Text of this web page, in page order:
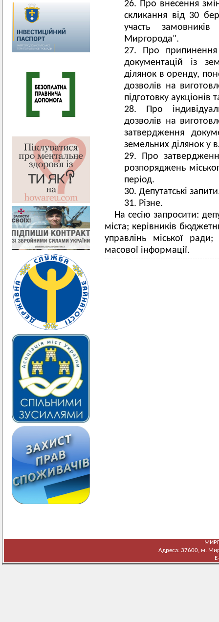
Про внесення
скликання від 30
участь
Миргорода".
Про
документацій із
ділянок в оренду,
дозволів на
підготовку аукціонів
Про
дозволів на
затвердження
земельних ділянок у
Про
розпоряджень
період.
Депутатські
Різне.
На сесію запросити:
міста; керівників
управлінь міської
масової інформації.
Адреса: 37600, м.